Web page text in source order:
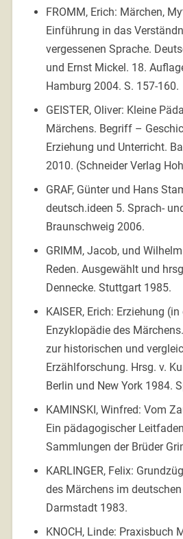
FROMM, Erich: Märchen,
Einführung in das
vergessenen Sprache.
und Ernst Mickel. 18.
Hamburg 2004. S. 157-160.
GEISTER, Oliver: Kleine
Märchens. Begriff –
Erziehung und Unterricht.
2010. (Schneider Verlag
GRAF, Günter und Hans
deutsch.ideen 5. Sprach-
Braunschweig 2006.
GRIMM, Jacob, und
Reden. Ausgewählt und
Dennecke. Stuttgart 1985.
KAISER, Erich: Erziehung
Enzyklopädie des
zur historischen und
Erzählforschung. Hrsg. v.
Berlin und New York 1984.
KAMINSKI, Winfred: Vom
Ein pädagogischer
Sammlungen der Brüder
KARLINGER, Felix:
des Märchens im
Darmstadt 1983.
KNOCH, Linde: Praxisbuch